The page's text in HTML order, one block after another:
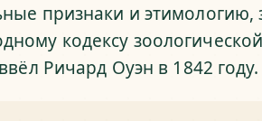
признаки и
кодексу
Ричард Оуэн в 1842 году.